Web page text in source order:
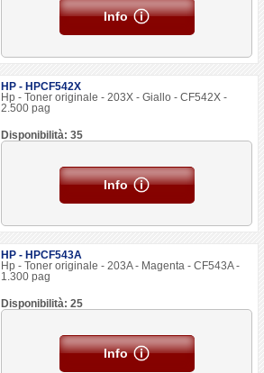
Info
HP - HPCF542X
Hp - Toner originale - 203X - Giallo - CF542X -
2.500 pag
Disponibilità: 35
Info
HP - HPCF543A
Hp - Toner originale - 203A - Magenta - CF543A -
1.300 pag
Disponibilità: 25
Info